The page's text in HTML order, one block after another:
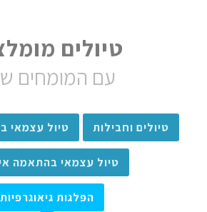
טיולים
עם המומחים
טיולים וחבילות טיול עצמאי
טיול עצמאי בהתאמה
הפלגות גיאוגרפיות